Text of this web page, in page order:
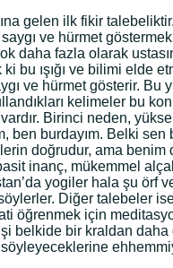
gelen ilk fikir
ve hürmet
daha fazla olarak
bu ışığı ve bilimi elde
ve hürmet gösterir. Bu
kelimeler bu
Birinci neden,
ben burdayım. Belki
doğrudur, ama
inanç, mükemmel
yogiler hala şu örf
Diğer talebeler
öğrenmek için
belkide bir kraldan